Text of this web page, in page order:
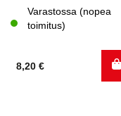
Varastossa (nopea
toimitus)
8,20 €